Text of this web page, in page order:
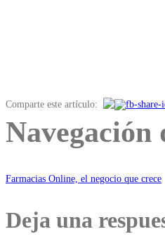
Comparte este artículo:
Navegación
Farmacias Online, el negocio que crece
Deja una